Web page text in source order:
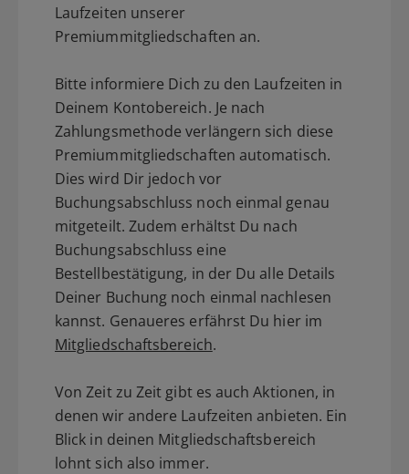
Laufzeiten unserer
Premiummitgliedschaften an.
Bitte informiere Dich zu den Laufzeiten in
Deinem Kontobereich. Je nach
Zahlungsmethode verlängern sich diese
Premiummitgliedschaften automatisch.
Dies wird Dir jedoch vor
Buchungsabschluss noch einmal genau
mitgeteilt. Zudem erhältst Du nach
Buchungsabschluss eine
Bestellbestätigung, in der Du alle Details
Deiner Buchung noch einmal nachlesen
kannst. Genaueres erfährst Du hier im
Mitgliedschaftsbereich.
Von Zeit zu Zeit gibt es auch Aktionen, in
denen wir andere Laufzeiten anbieten. Ein
Blick in deinen Mitgliedschaftsbereich
lohnt sich also immer.